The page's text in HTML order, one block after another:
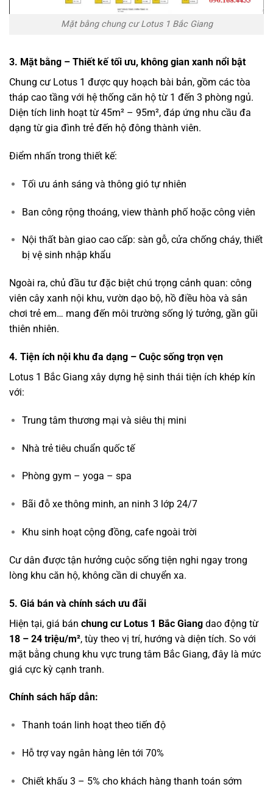
Mặt bằng chung cư Lotus 1 Bắc Giang
3. Mặt bằng – Thiết kế tối ưu, không gian xanh nổi bật
Chung cư Lotus 1 được quy hoạch bài bản, gồm các tòa
tháp cao tầng với hệ thống căn hộ từ 1 đến 3 phòng ngủ.
Diện tích linh hoạt từ 45m² – 95m², đáp ứng nhu cầu đa
dạng từ gia đình trẻ đến hộ đông thành viên.
Điểm nhấn trong thiết kế:
Tối ưu ánh sáng và thông gió tự nhiên
Ban công rộng thoáng, view thành phố hoặc công viên
Nội thất bàn giao cao cấp: sàn gỗ, cửa chống cháy, thiết
bị vệ sinh nhập khẩu
Ngoài ra, chủ đầu tư đặc biệt chú trọng cảnh quan: công
viên cây xanh nội khu, vườn dạo bộ, hồ điều hòa và sân
chơi trẻ em… mang đến môi trường sống lý tưởng, gần gũi
thiên nhiên.
4. Tiện ích nội khu đa dạng – Cuộc sống trọn vẹn
Lotus 1 Bắc Giang xây dựng hệ sinh thái tiện ích khép kín
với:
Trung tâm thương mại và siêu thị mini
Nhà trẻ tiêu chuẩn quốc tế
Phòng gym – yoga – spa
Bãi đỗ xe thông minh, an ninh 3 lớp 24/7
Khu sinh hoạt cộng đồng, cafe ngoài trời
Cư dân được tận hưởng cuộc sống tiện nghi ngay trong
lòng khu căn hộ, không cần di chuyển xa.
5. Giá bán và chính sách ưu đãi
Hiện tại, giá bán chung cư Lotus 1 Bắc Giang dao động từ
18 – 24 triệu/m², tùy theo vị trí, hướng và diện tích. So với
mặt bằng chung khu vực trung tâm Bắc Giang, đây là mức
giá cực kỳ cạnh tranh.
Chính sách hấp dẫn:
Thanh toán linh hoạt theo tiến độ
Hỗ trợ vay ngân hàng lên tới 70%
Chiết khấu 3 – 5% cho khách hàng thanh toán sớm